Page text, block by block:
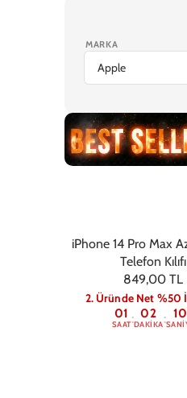
Ekran Koruyucu
MARKA
iPhone 14 Pro Max
Telefon Kılıfı
849,00 TL
2. Üründe Net %50
01
SAAT: 02
DAKIKA: 09